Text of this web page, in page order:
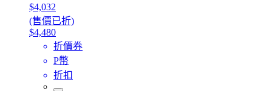
$4,032
(售價已折)
$4,480
折價券
P幣
折扣